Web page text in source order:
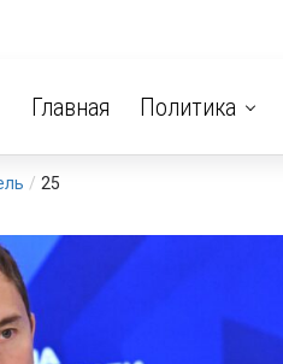
Главная Политика
/ 25